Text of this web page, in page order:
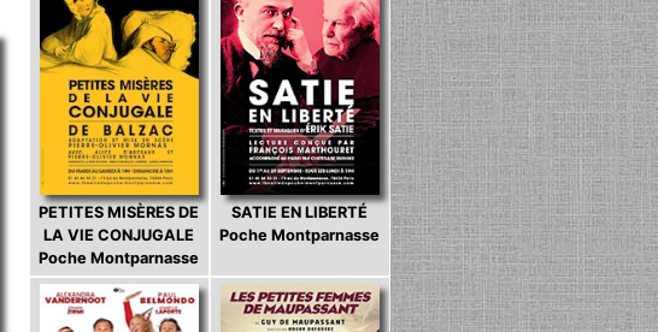
PETITES MISÈRES DE
LA VIE CONJUGALE
Poche Montparnasse
SATIE EN LIBERTÉ
Poche Montparnasse